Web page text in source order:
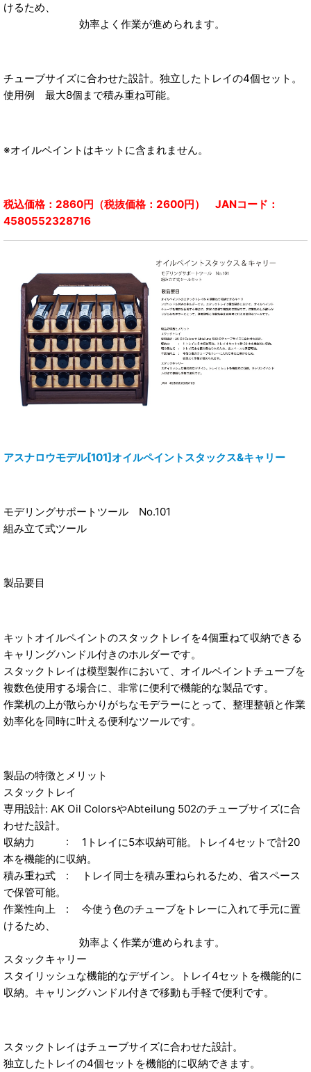
けるため、
効率よく作業が進められます。
チューブサイズに合わせた設計。独立したトレイの4個セット。
使用例 最大8個まで積み重ね可能。
※オイルペイントはキットに含まれません。
税込価格：2860円（税抜価格：2600円） JANコード：
4580552328716
アスナロウモデル[101]オイルペイントスタックス&キャリー
モデリングサポートツール No.101
組み立て式ツール
製品要目
キットオイルペイントのスタックトレイを4個重ねて収納できる
キャリングハンドル付きのホルダーです。
スタックトレイは模型製作において、オイルペイントチューブを
複数色使用する場合に、非常に便利で機能的な製品です。
作業机の上が散らかりがちなモデラーにとって、整理整頓と作業
効率化を同時に叶える便利なツールです。
製品の特徴とメリット
スタックトレイ
専用設計: AK Oil ColorsやAbteilung 502のチューブサイズに合
わせた設計。
収納力 : 1トレイに5本収納可能。トレイ4セットで計20
本を機能的に収納。
積み重ね式 : トレイ同士を積み重ねられるため、省スペース
で保管可能。
作業性向上 : 今使う色のチューブをトレーに入れて手元に置
けるため、
効率よく作業が進められます。
スタックキャリー
スタイリッシュな機能的なデザイン。トレイ4セットを機能的に
収納。キャリングハンドル付きで移動も手軽で便利です。
スタックトレイはチューブサイズに合わせた設計。
独立したトレイの4個セットを機能的に収納できます。